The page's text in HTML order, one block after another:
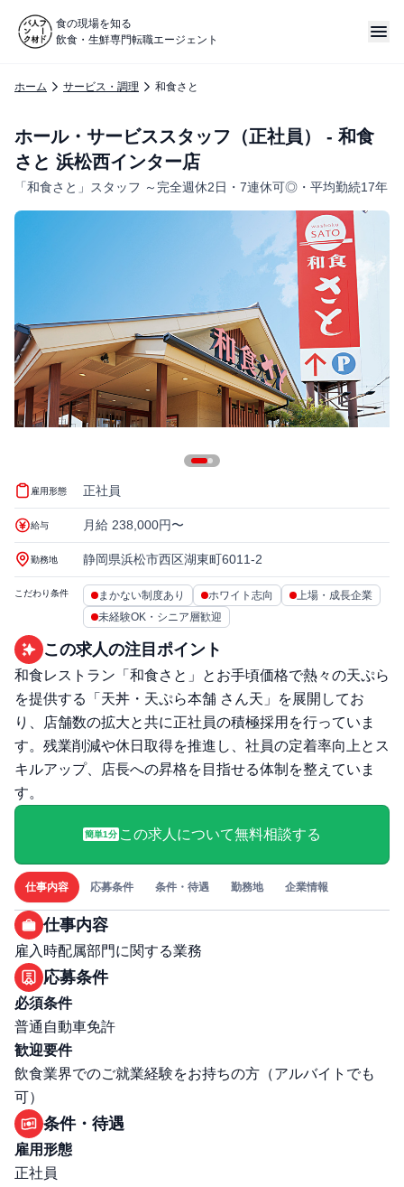
食の現場を知る
飲食・生鮮専門転職エージェント
ホーム サービス・調理 和食さと
ホール・サービススタッフ（正社員） - 和食
さと 浜松西インター店
「和食さと」スタッフ ～完全週休2日・7連休可◎・平均勤続17年
雇用形態 正社員
給与 月給 238,000円〜
勤務地 静岡県浜松市西区湖東町6011-2
こだわり条件 まかない制度あり ホワイト志向
上場・成長企業
未経験OK・シニア層歓迎
この求人の注目ポイント
和食レストラン「和食さと」とお手頃価格で熱々の天ぷら
を提供する「天丼・天ぷら本舗 さん天」を展開してお
り、店舗数の拡大と共に正社員の積極採用を行っていま
す。残業削減や休日取得を推進し、社員の定着率向上とス
キルアップ、店長への昇格を目指せる体制を整えていま
す。
簡単1分 この求人について無料相談する
仕事内容 応募条件 条件・待遇 勤務地 企業情報
仕事内容
雇入時配属部門に関する業務
応募条件
必須条件
普通自動車免許
歓迎要件
飲食業界でのご就業経験をお持ちの方（アルバイトでも
可）
条件・待遇
雇用形態
正社員